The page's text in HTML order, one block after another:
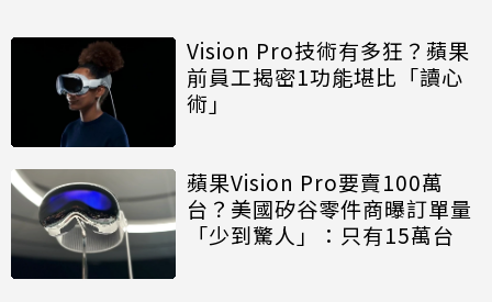
Vision Pro技術有多狂？蘋果
前員工揭密1功能堪比「讀心
術」
蘋果Vision Pro要賣100萬
台？美國矽谷零件商曝訂單量
「少到驚人」：只有15萬台